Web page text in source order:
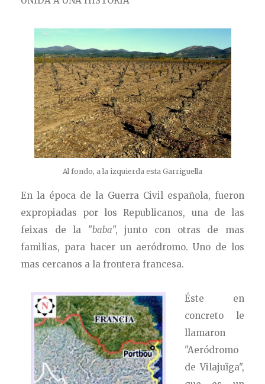
Al fondo, a la izquierda esta Garriguella
En la época de la Guerra Civil española, fueron
expropiadas por los Republicanos, una de las
feixas de la "baba", junto con otras de mas
familias, para hacer un aeródromo. Uno de los
mas cercanos a la frontera francesa.
Éste en
concreto le
llamaron
"Aeródromo
de Vilajuïga",